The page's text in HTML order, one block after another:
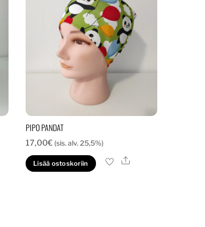
PIPO PANDAT
17,00€ (sis. alv. 25,5%)
Lisää ostoskoriin Ale